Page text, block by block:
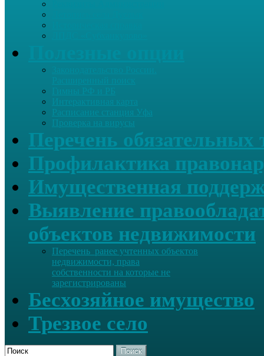
Интерактивная карта
Расписание станция Уфа
Проверка на вирусы
Перечень обязательных
Профилактика
Имущественная
Выявление
объектов недвижимости
Перечень ранее учтенных объектов
недвижимости, права
собственности на которые не
зарегистрированы
Бесхозяйное имущество
Трезвое село
Поиск